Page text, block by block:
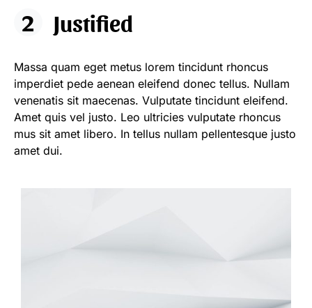
Justified
Massa quam eget metus lorem tincidunt rhoncus
imperdiet pede aenean eleifend donec tellus. Nullam
venenatis sit maecenas. Vulputate tincidunt eleifend.
Amet quis vel justo. Leo ultricies vulputate rhoncus
mus sit amet libero. In tellus nullam pellentesque justo
amet dui.